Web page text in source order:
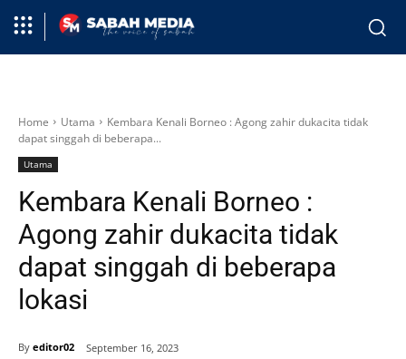
Home Utama
Kembara Kenali Borneo : Agong zahir dukacita tidak
dapat singgah di beberapa...
Utama
Kembara Kenali Borneo :
Agong zahir dukacita tidak
dapat singgah di beberapa
lokasi
By editor02 September 16, 2023